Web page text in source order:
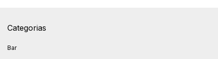
Categorias
Bar